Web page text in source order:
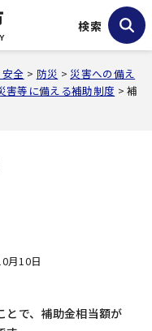
検索
全 > 防災 > 災害への備え
害等に備える補助制度 > 補
月10日
とで、補助金相当額が